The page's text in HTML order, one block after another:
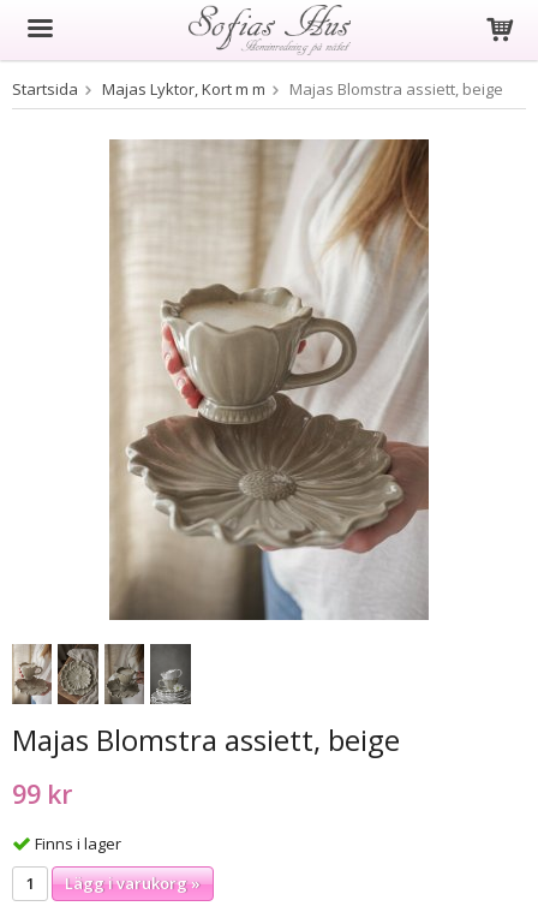
Produkten har blivit tillagd i varukorgen
Startsida Majas Lyktor, Kort m m Majas Blomstra assiett, beige
Majas Blomstra assiett, beige
99 kr
Finns i lager
Lägg i varukorg »